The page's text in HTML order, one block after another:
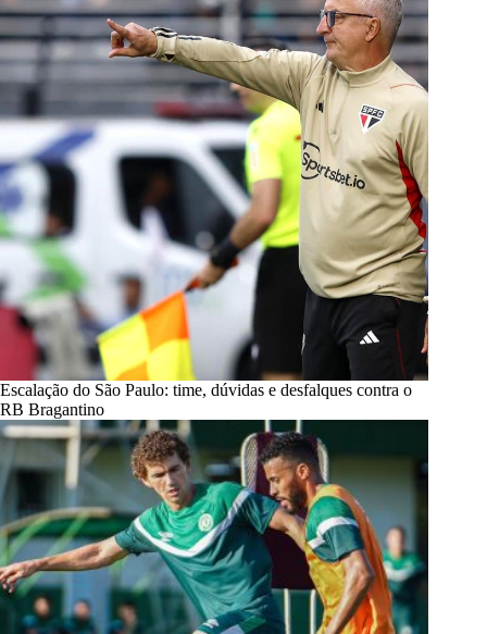
Escalação do São Paulo: time, dúvidas e desfalques contra o
RB Bragantino